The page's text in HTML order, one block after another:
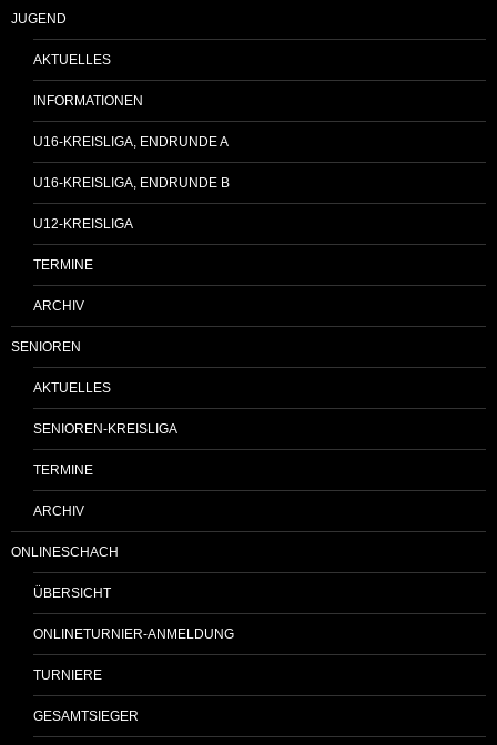
JUGEND
AKTUELLES
INFORMATIONEN
U16-KREISLIGA, ENDRUNDE A
U16-KREISLIGA, ENDRUNDE B
U12-KREISLIGA
TERMINE
ARCHIV
SENIOREN
AKTUELLES
SENIOREN-KREISLIGA
TERMINE
ARCHIV
ONLINESCHACH
ÜBERSICHT
ONLINETURNIER-ANMELDUNG
TURNIERE
GESAMTSIEGER